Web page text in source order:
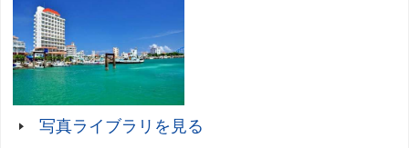
写真ライブラリを見る